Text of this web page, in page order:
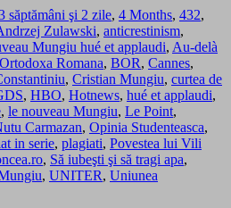
săptămâni şi 2 zile, 4 Months, 432,
Zulawski, anticrestinism,
Mungiu hué et applaudi, Au-delà
Romana, BOR, Cannes,
, Cristian Mungiu, curtea de
, HBO, Hotnews, hué et applaudi,
, le nouveau Mungiu, Le Point,
Carmazan, Opinia Studenteasca,
in serie, plagiati, Povestea lui Vili
, Să iubeşti şi să tragi apa,
, UNITER, Uniunea